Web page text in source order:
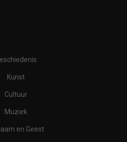
Kunst
Cultuur
Muziek
en Geest